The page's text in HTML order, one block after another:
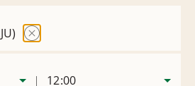
12:00